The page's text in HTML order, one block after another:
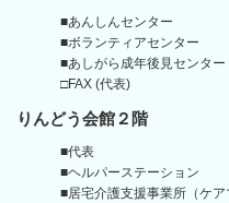
■あんしんセンター
■ボランティアセンター
■あしがら成年後見センター
□FAX (代表)
りんどう会館 ２階
■代表
■ヘルパーステーション
■居宅介護支援事業所 （ケ